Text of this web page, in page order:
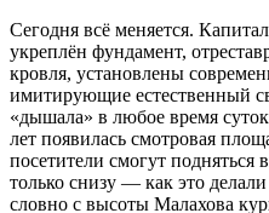
Сегодня всё меняется.
укреплён фундамент,
кровля, установлены
имитирующие естественный
«дышала» в любое время
лет появилась смотровая
посетители смогут
только снизу — как это
словно с высоты Малахова